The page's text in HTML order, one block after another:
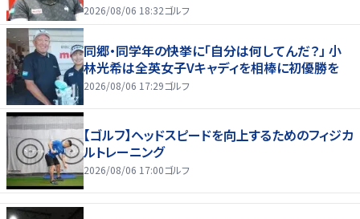
2026/08/06 18:32ゴルフ
同郷・同学年の快挙に「自分は何してんだ？」 小
林光希は全英女子Vキャディを相棒に初優勝を
2026/08/06 17:29ゴルフ
【ゴルフ】ヘッドスピードを向上するためのフィジカ
ルトレーニング
2026/08/06 17:00ゴルフ